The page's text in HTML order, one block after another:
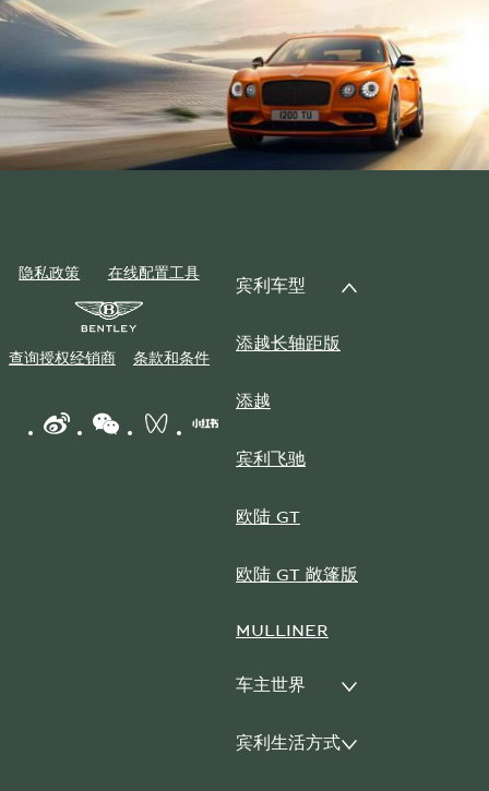
隐私政策 在线配置工具
查询授权经销商 条款和条件
WEIBO LOGO"WECHAT LOGO"
BENTLEY WECHAT CHANNELS"
BENTLEY REDNOTE CHANNEL"
宾利车型
添越长轴距版
添越
宾利飞驰
欧陆 GT
欧陆 GT 敞篷版
MULLINER
车主世界
宾利生活方式